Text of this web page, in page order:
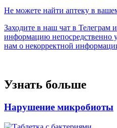
Не можете найти аптеку в
Заходите в наш чат в Телеграм
информацию непосредственно
нам о некорректной
Узнать больше
Нарушение микробиоты